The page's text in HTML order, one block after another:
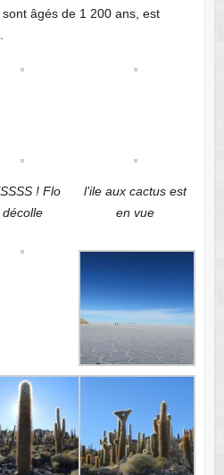
âgés de 1 200 ans, est
! Flo
décolle
l’ile aux cactus est
en vue